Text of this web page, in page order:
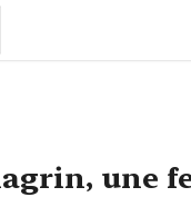
une